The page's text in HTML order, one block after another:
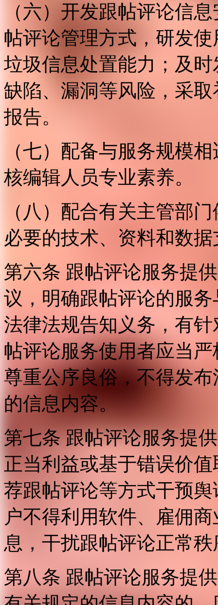
（六）开发跟帖评论信
帖评论管理方式，研发
垃圾信息处置能力；及
缺陷、漏洞等风险，采
报告。
（七）配备与服务规模
核编辑人员专业素养。
（八）配合有关主管部
必要的技术、资料和数
第六条 跟帖评论服务提
议，明确跟帖评论的服
法律法规告知义务，有
帖评论服务使用者应当
尊重公序良俗，不得发
的信息内容。
第七条 跟帖评论服务提
正当利益或基于错误价
荐跟帖评论等方式干预
户不得利用软件、雇佣
息，干扰跟帖评论正常
第八条 跟帖评论服务提